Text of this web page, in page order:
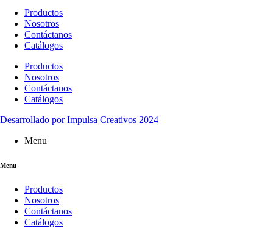
Productos
Nosotros
Contáctanos
Catálogos
Productos
Nosotros
Contáctanos
Catálogos
Desarrollado por Impulsa Creativos 2024
Menu
Menu
Productos
Nosotros
Contáctanos
Catálogos